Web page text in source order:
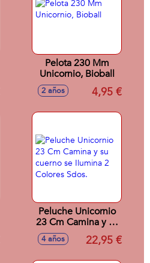
Pelota 230 Mm
Unicornio, Bioball
2 años 4,95 €
Peluche Unicornio
23 Cm Camina y su
cuerno se Ilumina 2
Colores Sdos.
4 años 22,95 €